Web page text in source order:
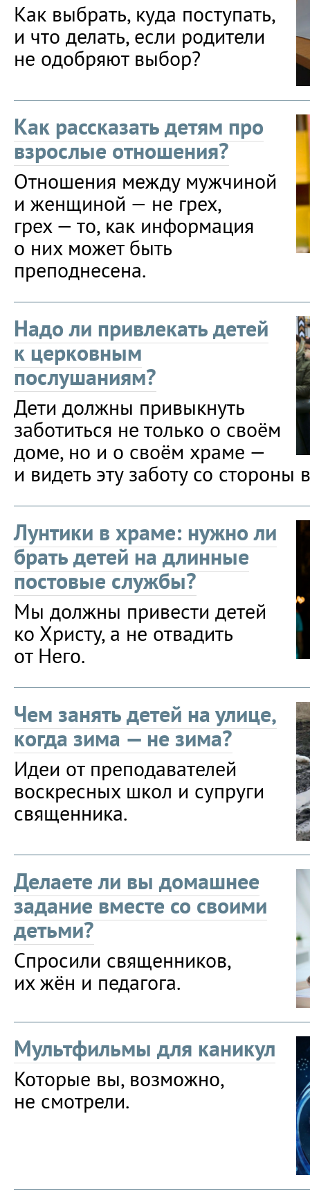
Как выбрать, куда поступать,
и что делать, если родители
не одобряют выбор?
Как рассказать детям про
взрослые отношения?
Отношения между мужчиной
и женщиной — не грех,
грех — то, как информация
о них может быть
преподнесена.
Надо ли привлекать детей
к церковным
послушаниям?
Дети должны привыкнуть
заботиться не только о своём
доме, но и о своём храме —
и видеть эту заботу со стороны
Лунтики в храме: нужно ли
брать детей на длинные
постовые службы?
Мы должны привести детей
ко Христу, а не отвадить
от Него.
Чем занять детей на улице,
когда зима — не зима?
Идеи от преподавателей
воскресных школ и супруги
священника.
Делаете ли вы домашнее
задание вместе со своими
детьми?
Спросили священников,
их жён и педагога.
Мультфильмы для каникул
Которые вы, возможно,
не смотрели.